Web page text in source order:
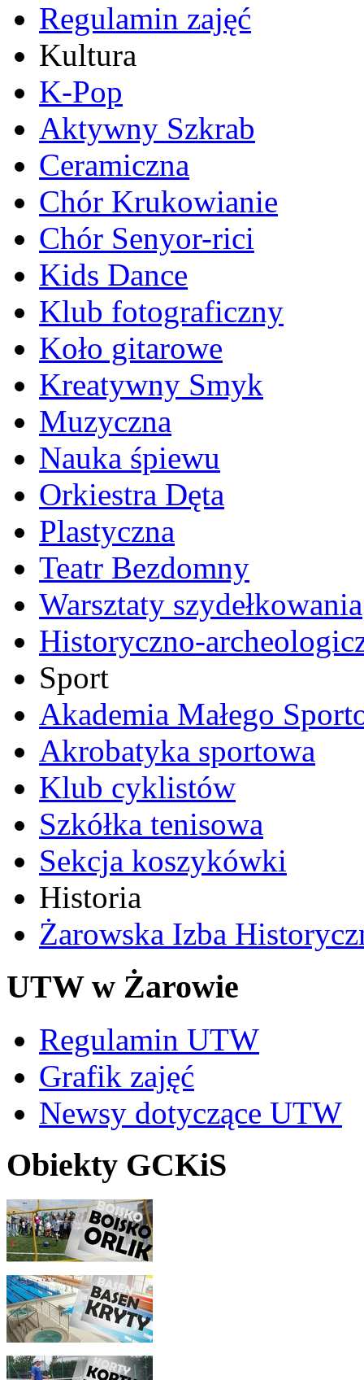
Regulamin zajęć
Kultura
K-Pop
Aktywny Szkrab
Ceramiczna
Chór Krukowianie
Chór Senyor-rici
Kids Dance
Klub fotograficzny
Koło gitarowe
Kreatywny Smyk
Muzyczna
Nauka śpiewu
Orkiestra Dęta
Plastyczna
Teatr Bezdomny
Warsztaty szydełkowania
Historyczno-
Sport
Akademia Małego
Akrobatyka sportowa
Klub cyklistów
Szkółka tenisowa
Sekcja koszykówki
Historia
Żarowska Izba
UTW w Żarowie
Regulamin UTW
Grafik zajęć
Newsy dotyczące UTW
Obiekty GCKiS